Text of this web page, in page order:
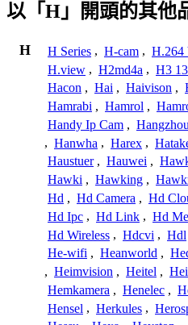
以「H」開頭的其他
H H Series , H-cam , H.264
H.view , H2md4a , H3
Hacon , Hai , Haivison ,
Hamrabi , Hamrol ,
Handy Ip Cam , Hangzhou
, Hanwha , Harex ,
Haustuer , Hauwei ,
Hawki , Hawking ,
Hd , Hd Camera , Hd
Hd Ipc , Hd Link , Hd
Hd Wireless , Hdcvi , Hdl
He-wifi , Heanworld ,
, Heimvision , Heitel ,
Hemkamera , Henelec ,
Hensel , Herkules ,